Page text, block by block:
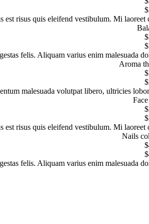
risus quis eleifend vestibulum. Mi laoreet
felis. Aliquam varius enim malesuada
Aroma
malesuada volutpat libero, ultricies
risus quis eleifend vestibulum. Mi laoreet
Nails
felis. Aliquam varius enim malesuada